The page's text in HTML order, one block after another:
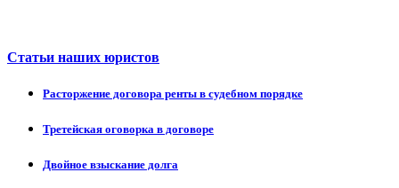
Статьи наших юристов
Расторжение договора ренты в судебном порядке
Третейская оговорка в договоре
Двойное взыскание долга